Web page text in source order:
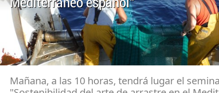
Mañana, a las 10 horas, tendrá lugar el